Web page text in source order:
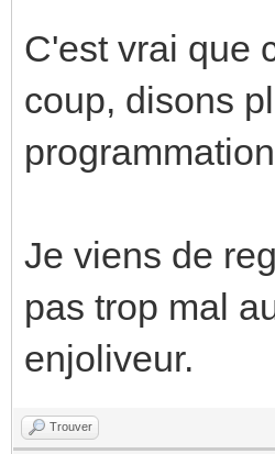
C'est vrai que
coup, disons
Je viens de
pas trop mal
enjoliveur.
Trouver